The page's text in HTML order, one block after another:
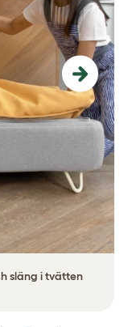
släng i tvätten
Next